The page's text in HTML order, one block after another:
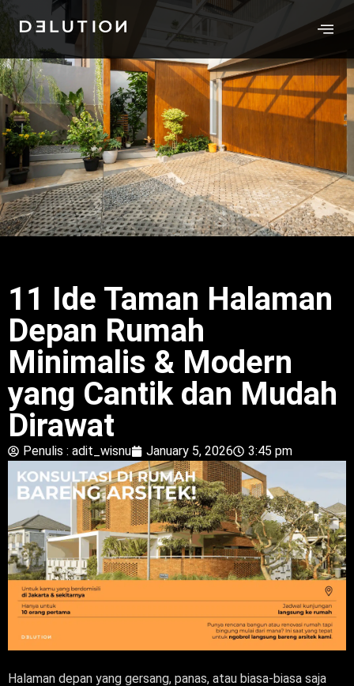
11 Ide Taman Halaman
Depan Rumah
Minimalis & Modern
yang Cantik dan Mudah
Dirawat
Penulis : adit_wisnu January 5, 2026 3:45 pm
Halaman depan yang gersang, panas, atau biasa-biasa saja